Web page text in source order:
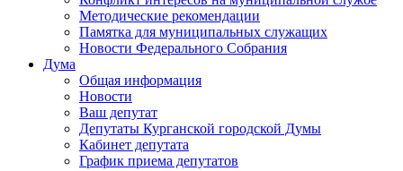
Методические рекомендации
Памятка для муниципальных служащих
Новости Федерального Cобрания
Дума
Общая информация
Новости
Ваш депутат
Депутаты Курганской городской Думы
Кабинет депутата
График приема депутатов